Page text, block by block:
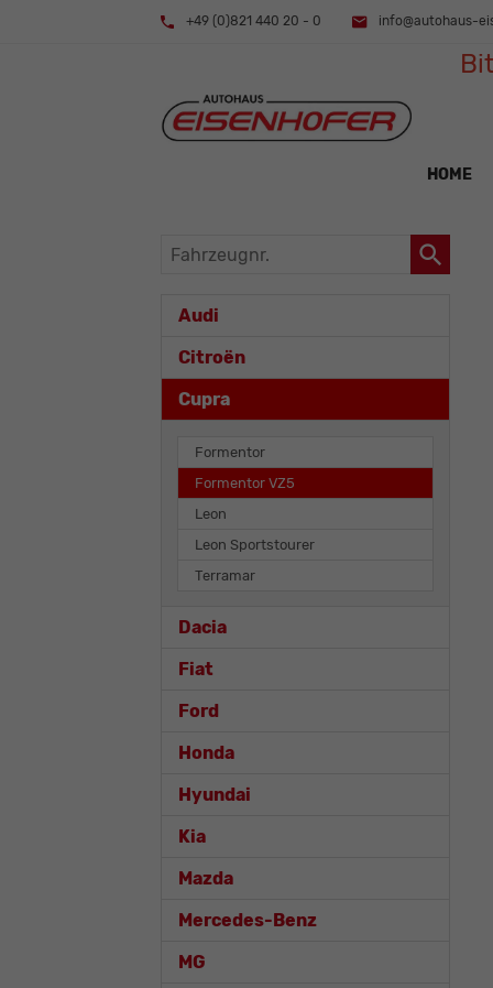
+49 (0)821 440 20 - 0 info@autohaus-
HOME
Fahrzeugnr.
Audi
Citroën
Cupra
Formentor
Formentor VZ5
Leon
Leon Sportstourer
Terramar
Dacia
Fiat
Ford
Honda
Hyundai
Kia
Mazda
Mercedes-Benz
MG